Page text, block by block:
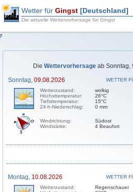
Wetter für Gingst [Deutschland]
Die aktuelle Wettervorhersage für Gingst
Die Wettervorhersage ab Sonntag,
Sonntag, 09.08.2026
WETTER
Wetterzustand:
Höchsttemperatur:
Tiefsttemperatur:
24-h-Niederschlag:
wolkig
26°C
15°C
0 mm
Windrichtung:
Windstärke:
Südost
4 Beaufort
Montag, 10.08.2026
WETTER
Wetterzustand:
Regenschauer